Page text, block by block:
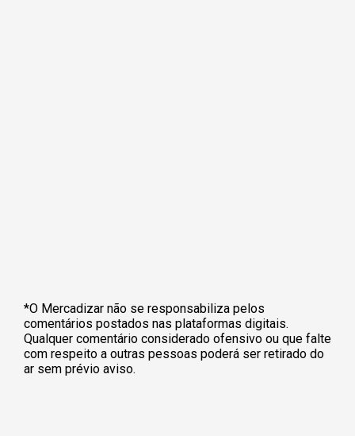
*O Mercadizar não se responsabiliza pelos
comentários postados nas plataformas digitais.
Qualquer comentário considerado ofensivo ou que falte
com respeito a outras pessoas poderá ser retirado do
ar sem prévio aviso.